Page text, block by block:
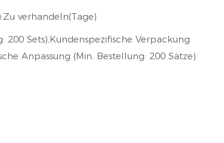
verhandeln(Tage)
200 Sets),Kundenspezifische Verpackung
Anpassung (Min. Bestellung: 200 Sätze)